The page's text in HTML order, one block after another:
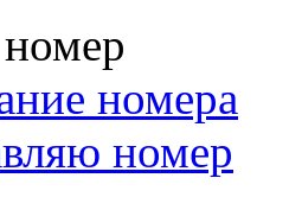
номера
номер